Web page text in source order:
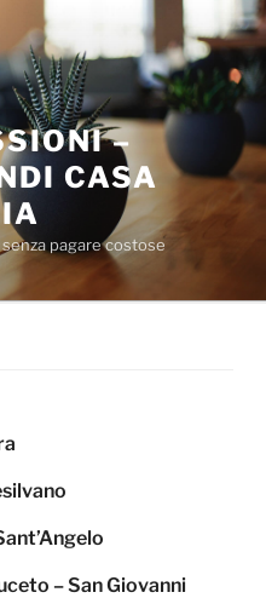
–
CASA
pagare costose
– San Giovanni